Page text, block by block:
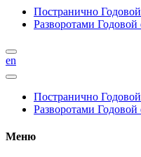
Постранично
Разворотами
en
Постранично
Разворотами
Меню